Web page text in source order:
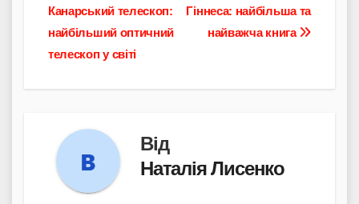
записів
Гіннеса: найбільша та
найважча книга
Канарський телескоп:
найбільший оптичний
телескоп у світі
Від
Наталія Лисенко